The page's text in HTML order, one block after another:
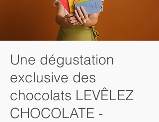
Une dégustation
exclusive des
chocolats LEVÊLEZ
CHOCOLATE -